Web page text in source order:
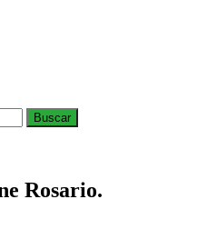
Rosario.